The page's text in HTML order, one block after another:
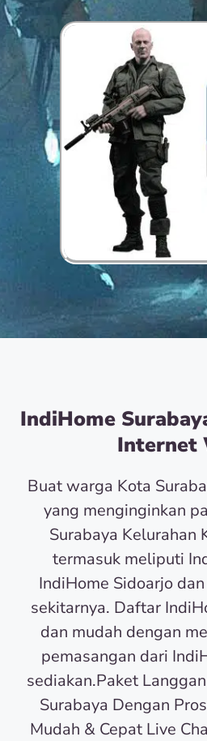
IndiHome
Internet
Buat warga Kota
yang menginginkan
Surabaya Kelurahan
termasuk meliputi
IndiHome Sidoarjo
sekitarnya. Daftar
dan mudah dengan
pemasangan dari
sediakan.Paket
Surabaya Dengan
Mudah & Cepat Live